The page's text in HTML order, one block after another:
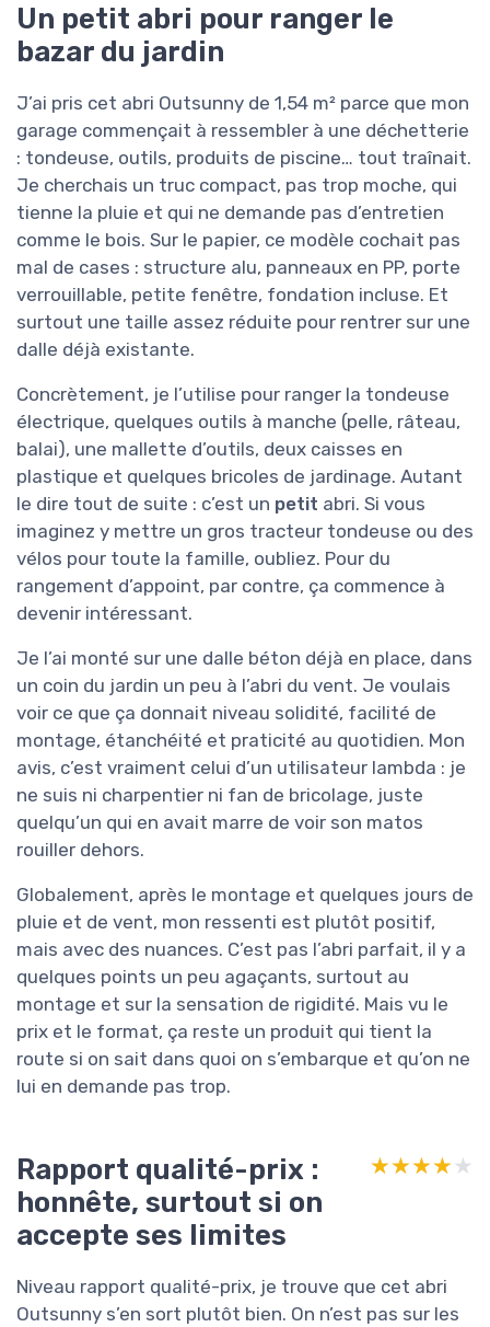
Un petit abri pour ranger le
bazar du jardin
J’ai pris cet abri Outsunny de 1,54 m² parce que mon
garage commençait à ressembler à une déchetterie
: tondeuse, outils, produits de piscine… tout traînait.
Je cherchais un truc compact, pas trop moche, qui
tienne la pluie et qui ne demande pas d’entretien
comme le bois. Sur le papier, ce modèle cochait pas
mal de cases : structure alu, panneaux en PP, porte
verrouillable, petite fenêtre, fondation incluse. Et
surtout une taille assez réduite pour rentrer sur une
dalle déjà existante.
Concrètement, je l’utilise pour ranger la tondeuse
électrique, quelques outils à manche (pelle, râteau,
balai), une mallette d’outils, deux caisses en
plastique et quelques bricoles de jardinage. Autant
le dire tout de suite : c’est un petit abri. Si vous
imaginez y mettre un gros tracteur tondeuse ou des
vélos pour toute la famille, oubliez. Pour du
rangement d’appoint, par contre, ça commence à
devenir intéressant.
Je l’ai monté sur une dalle béton déjà en place, dans
un coin du jardin un peu à l’abri du vent. Je voulais
voir ce que ça donnait niveau solidité, facilité de
montage, étanchéité et praticité au quotidien. Mon
avis, c’est vraiment celui d’un utilisateur lambda : je
ne suis ni charpentier ni fan de bricolage, juste
quelqu’un qui en avait marre de voir son matos
rouiller dehors.
Globalement, après le montage et quelques jours de
pluie et de vent, mon ressenti est plutôt positif,
mais avec des nuances. C’est pas l’abri parfait, il y a
quelques points un peu agaçants, surtout au
montage et sur la sensation de rigidité. Mais vu le
prix et le format, ça reste un produit qui tient la
route si on sait dans quoi on s’embarque et qu’on ne
lui en demande pas trop.
Rapport qualité-prix :
honnête, surtout si on
accepte ses limites
★★★★★
★★★★★
Niveau rapport qualité-prix, je trouve que cet abri
Outsunny s’en sort plutôt bien. On n’est pas sur les